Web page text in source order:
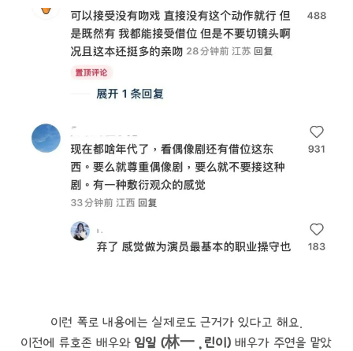
이런 폭로 내용에는 실제로도 근거가 있다고 해요.
이전에 류호존 배우와 임일 (林一 , 린이) 배우가 주연을 맡았